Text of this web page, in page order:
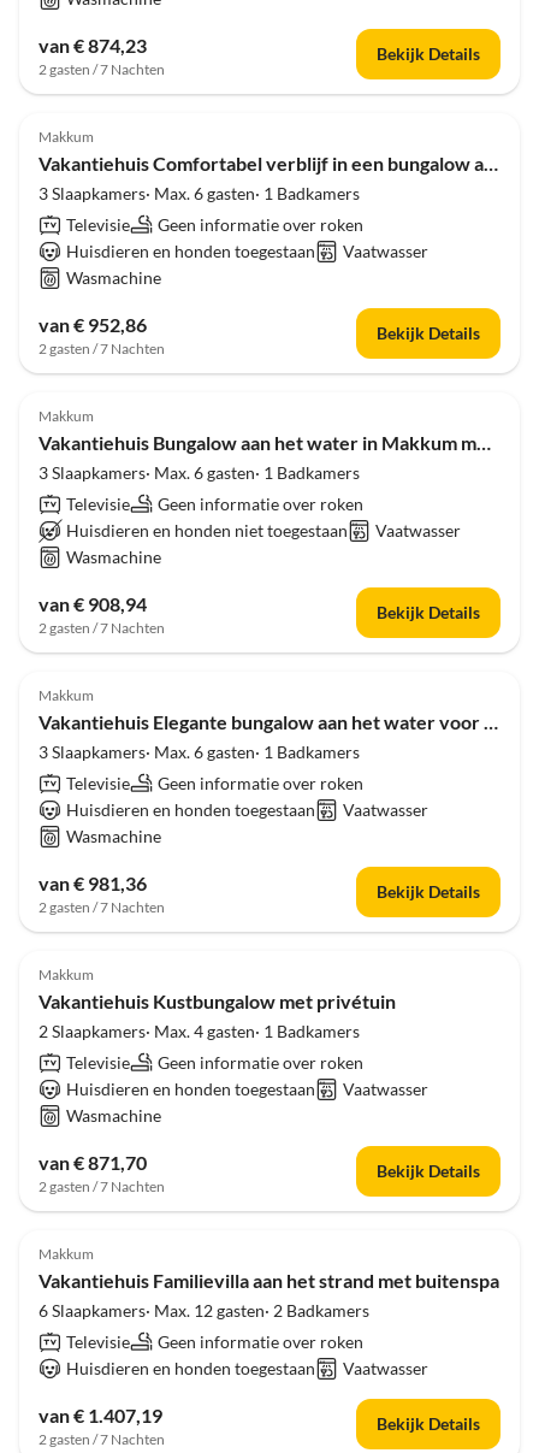
van € 874,23
2 gasten / 7 Nachten
Bekijk Details
Makkum
Vakantiehuis Comfortabel verblijf in een bungalow aan het water
3 Slaapkamers· Max. 6 gasten· 1 Badkamers
Televisie
Geen informatie over roken
Huisdieren en honden toegestaan
Vaatwasser
Wasmachine
van € 952,86
2 gasten / 7 Nachten
Bekijk Details
Makkum
Vakantiehuis Bungalow aan het water in Makkum met steiger
3 Slaapkamers· Max. 6 gasten· 1 Badkamers
Televisie
Geen informatie over roken
Huisdieren en honden niet toegestaan
Vaatwasser
Wasmachine
van € 908,94
2 gasten / 7 Nachten
Bekijk Details
Makkum
Vakantiehuis Elegante bungalow aan het water voor 6 personen
3 Slaapkamers· Max. 6 gasten· 1 Badkamers
Televisie
Geen informatie over roken
Huisdieren en honden toegestaan
Vaatwasser
Wasmachine
van € 981,36
2 gasten / 7 Nachten
Bekijk Details
Makkum
Vakantiehuis Kustbungalow met privétuin
2 Slaapkamers· Max. 4 gasten· 1 Badkamers
Televisie
Geen informatie over roken
Huisdieren en honden toegestaan
Vaatwasser
Wasmachine
van € 871,70
2 gasten / 7 Nachten
Bekijk Details
Makkum
Vakantiehuis Familievilla aan het strand met buitenspa
6 Slaapkamers· Max. 12 gasten· 2 Badkamers
Televisie
Geen informatie over roken
Huisdieren en honden toegestaan
Vaatwasser
van € 1.407,19
2 gasten / 7 Nachten
Bekijk Details